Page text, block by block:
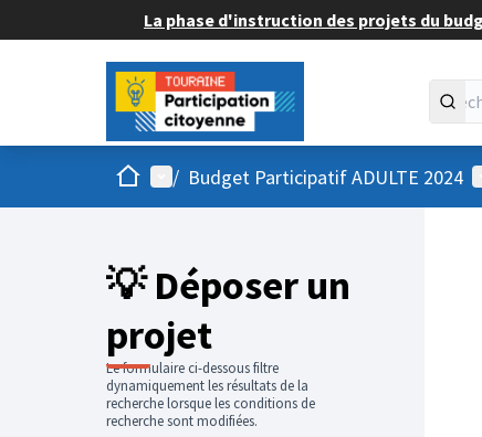
La phase d'instruction des projets du
AccueilMenu principal
/ Budget Participatif ADULTE 2024
💡 Déposer un
projet
Le formulaire ci-dessous filtre
dynamiquement les résultats de la
recherche lorsque les conditions de
recherche sont modifiées.